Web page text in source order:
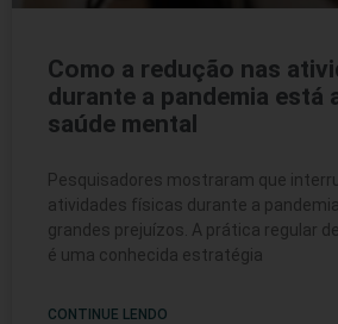
Como a redução nas
durante a pandemia está
saúde mental
Pesquisadores mostraram que
atividades físicas durante a
grandes prejuízos. A prática regular
é uma conhecida estratégia
CONTINUE LENDO